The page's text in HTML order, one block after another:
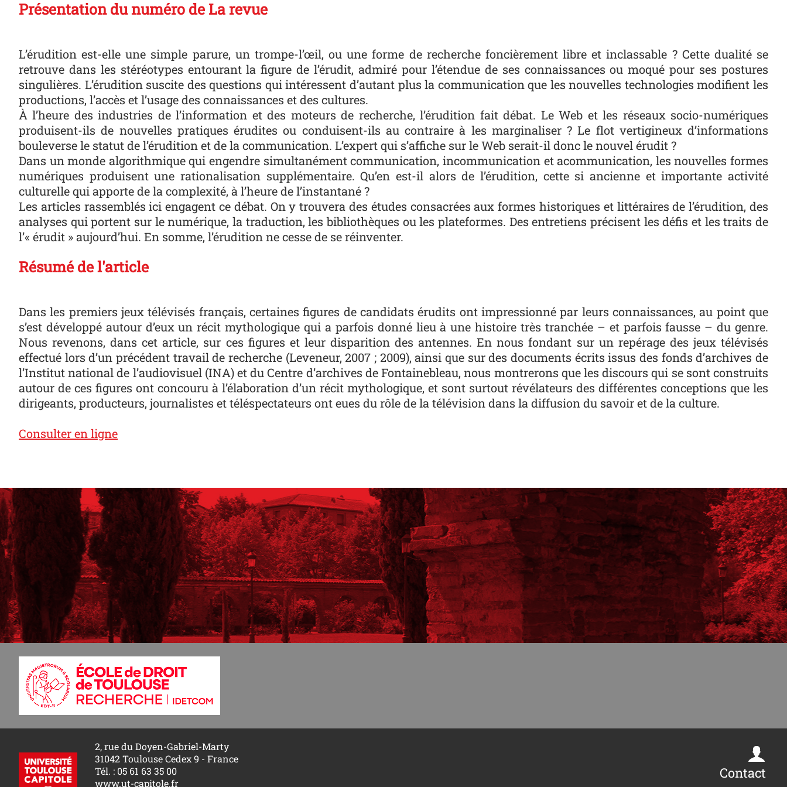
Présentation du numéro de La revue
L’érudition est-elle une simple parure, un trompe-l’œil, ou une forme de recherche foncièrement libre et inclassable ? Cette dualité se
retrouve dans les stéréotypes entourant la figure de l’érudit, admiré pour l’étendue de ses connaissances ou moqué pour ses postures
singulières. L’érudition suscite des questions qui intéressent d’autant plus la communication que les nouvelles technologies modifient les
productions, l’accès et l’usage des connaissances et des cultures.
À l’heure des industries de l’information et des moteurs de recherche, l’érudition fait débat. Le Web et les réseaux socio-numériques
produisent-ils de nouvelles pratiques érudites ou conduisent-ils au contraire à les marginaliser ? Le flot vertigineux d’informations
bouleverse le statut de l’érudition et de la communication. L’expert qui s’affiche sur le Web serait-il donc le nouvel érudit ?
Dans un monde algorithmique qui engendre simultanément communication, incommunication et acommunication, les nouvelles formes
numériques produisent une rationalisation supplémentaire. Qu’en est-il alors de l’érudition, cette si ancienne et importante activité
culturelle qui apporte de la complexité, à l’heure de l’instantané ?
Les articles rassemblés ici engagent ce débat. On y trouvera des études consacrées aux formes historiques et littéraires de l’érudition, des
analyses qui portent sur le numérique, la traduction, les bibliothèques ou les plateformes. Des entretiens précisent les défis et les traits de
l’« érudit » aujourd’hui. En somme, l’érudition ne cesse de se réinventer.
Résumé de l'article
Dans les premiers jeux télévisés français, certaines figures de candidats érudits ont impressionné par leurs connaissances, au point que
s’est développé autour d’eux un récit mythologique qui a parfois donné lieu à une histoire très tranchée – et parfois fausse – du genre.
Nous revenons, dans cet article, sur ces figures et leur disparition des antennes. En nous fondant sur un repérage des jeux télévisés
effectué lors d’un précédent travail de recherche (Leveneur, 2007 ; 2009), ainsi que sur des documents écrits issus des fonds d’archives de
l’Institut national de l’audiovisuel (INA) et du Centre d’archives de Fontainebleau, nous montrerons que les discours qui se sont construits
autour de ces figures ont concouru à l’élaboration d’un récit mythologique, et sont surtout révélateurs des différentes conceptions que les
dirigeants, producteurs, journalistes et téléspectateurs ont eues du rôle de la télévision dans la diffusion du savoir et de la culture.
Consulter en ligne
2, rue du Doyen-Gabriel-Marty
31042 Toulouse Cedex 9 - France
Tél. : 05 61 63 35 00
www.ut-capitole.fr
Contact